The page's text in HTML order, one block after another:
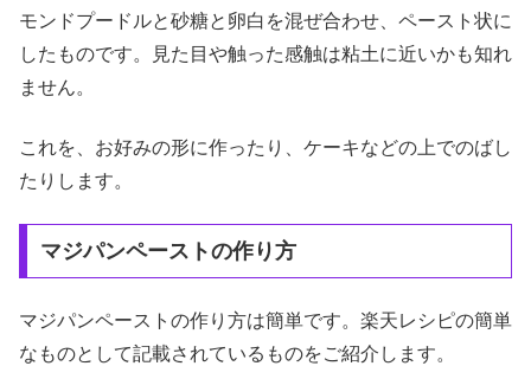
モンドプードルと砂糖と卵白を混ぜ合わせ、ペースト状に
したものです。見た目や触った感触は粘土に近いかも知れ
ません。
これを、お好みの形に作ったり、ケーキなどの上でのばし
たりします。
マジパンペーストの作り方
マジパンペーストの作り方は簡単です。楽天レシピの簡単
なものとして記載されているものをご紹介します。